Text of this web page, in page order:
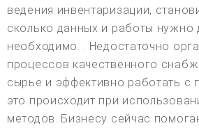
ведения инвентаризации,
сколько данных и работы нужно
необходимо. . Недостаточно
процессов качественного
сырье и эффективно работать с
это происходит при
методов. Бизнесу сейчас